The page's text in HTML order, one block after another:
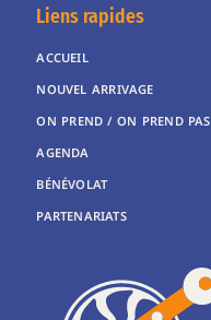
Liens rapides
ACCUEIL
NOUVEL ARRIVAGE
ON PREND / ON PREND PAS
AGENDA
BÉNÉVOLAT
PARTENARIATS